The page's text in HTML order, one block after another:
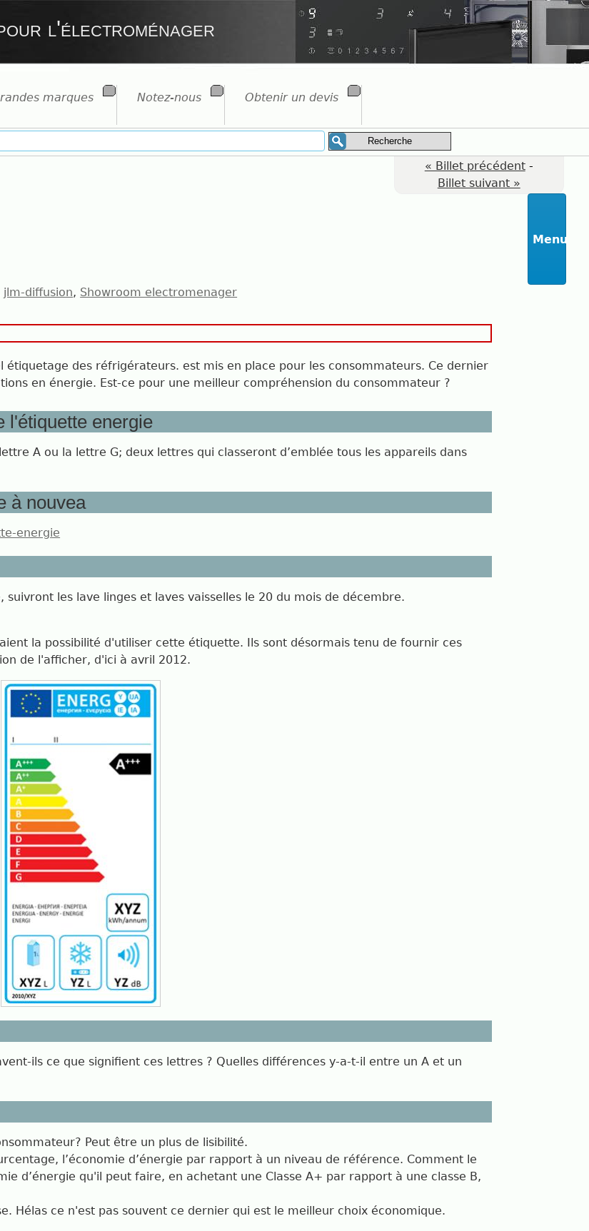
l'électroménager
marques Notez-nous Obtenir un devis
Menu
« Billet précédent -
Billet suivant »
jlm-diffusion Showroom electromenager
étiquetage des réfrigérateurs. est mis en place pour les consommateurs. Ce dernier
en énergie. Est-ce pour une meilleur compréhension du consommateur ?
l'étiquette energie
A ou la lettre G; deux lettres qui classeront d’emblée tous les appareils dans
à nouvea
energie
les lave linges et laves vaisselles le 20 du mois de décembre.
la possibilité d'utiliser cette étiquette. Ils sont désormais tenu de fournir ces
de l'afficher, d'ici à avril 2012.
ils ce que signifient ces lettres ? Quelles différences y-a-t-il entre un A et un
Peut être un plus de lisibilité.
l’économie d’énergie par rapport à un niveau de référence. Comment le
d’énergie qu'il peut faire, en achetant une Classe A+ par rapport à une classe B,
Hélas ce n'est pas souvent ce dernier qui est le meilleur choix économique.